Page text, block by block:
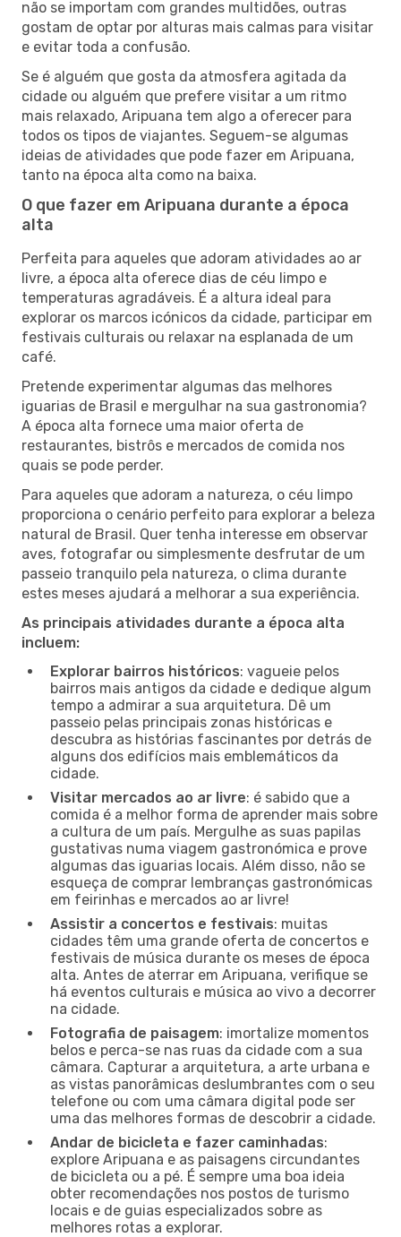
não se importam com grandes multidões, outras
gostam de optar por alturas mais calmas para visitar
e evitar toda a confusão.
Se é alguém que gosta da atmosfera agitada da
cidade ou alguém que prefere visitar a um ritmo
mais relaxado, Aripuana tem algo a oferecer para
todos os tipos de viajantes. Seguem-se algumas
ideias de atividades que pode fazer em Aripuana,
tanto na época alta como na baixa.
O que fazer em Aripuana durante a época
alta
Perfeita para aqueles que adoram atividades ao ar
livre, a época alta oferece dias de céu limpo e
temperaturas agradáveis. É a altura ideal para
explorar os marcos icónicos da cidade, participar em
festivais culturais ou relaxar na esplanada de um
café.
Pretende experimentar algumas das melhores
iguarias de Brasil e mergulhar na sua gastronomia?
A época alta fornece uma maior oferta de
restaurantes, bistrôs e mercados de comida nos
quais se pode perder.
Para aqueles que adoram a natureza, o céu limpo
proporciona o cenário perfeito para explorar a beleza
natural de Brasil. Quer tenha interesse em observar
aves, fotografar ou simplesmente desfrutar de um
passeio tranquilo pela natureza, o clima durante
estes meses ajudará a melhorar a sua experiência.
As principais atividades durante a época alta
incluem:
Explorar bairros históricos: vagueie pelos
bairros mais antigos da cidade e dedique algum
tempo a admirar a sua arquitetura. Dê um
passeio pelas principais zonas históricas e
descubra as histórias fascinantes por detrás de
alguns dos edifícios mais emblemáticos da
cidade.
Visitar mercados ao ar livre: é sabido que a
comida é a melhor forma de aprender mais sobre
a cultura de um país. Mergulhe as suas papilas
gustativas numa viagem gastronómica e prove
algumas das iguarias locais. Além disso, não se
esqueça de comprar lembranças gastronómicas
em feirinhas e mercados ao ar livre!
Assistir a concertos e festivais: muitas
cidades têm uma grande oferta de concertos e
festivais de música durante os meses de época
alta. Antes de aterrar em Aripuana, verifique se
há eventos culturais e música ao vivo a decorrer
na cidade.
Fotografia de paisagem: imortalize momentos
belos e perca-se nas ruas da cidade com a sua
câmara. Capturar a arquitetura, a arte urbana e
as vistas panorâmicas deslumbrantes com o seu
telefone ou com uma câmara digital pode ser
uma das melhores formas de descobrir a cidade.
Andar de bicicleta e fazer caminhadas:
explore Aripuana e as paisagens circundantes
de bicicleta ou a pé. É sempre uma boa ideia
obter recomendações nos postos de turismo
locais e de guias especializados sobre as
melhores rotas a explorar.